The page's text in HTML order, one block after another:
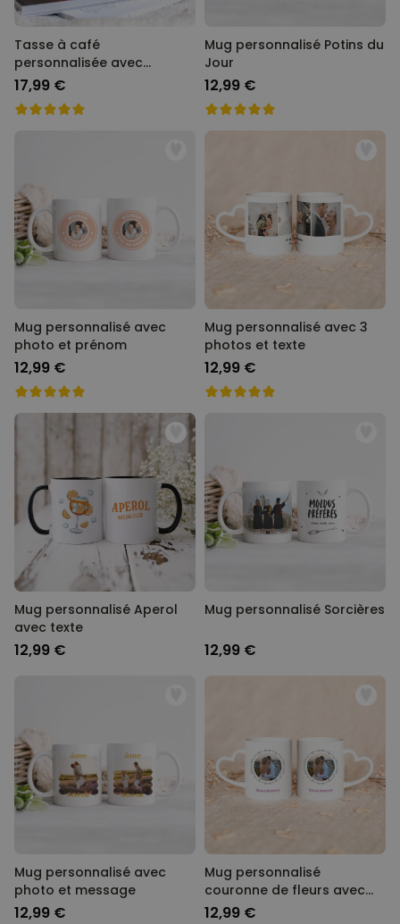
Tasse à café
personnalisée avec
monogramme
17,99 €
Mug personnalisé Potins du
Jour
12,99 €
Mug personnalisé avec
photo et prénom
12,99 €
Mug personnalisé avec 3
photos et texte
12,99 €
Mug personnalisé Aperol
avec texte
12,99 €
Mug personnalisé Sorcières
12,99 €
Mug personnalisé avec
photo et message
12,99 €
Mug personnalisé
couronne de fleurs avec
photo et texte
12,99 €